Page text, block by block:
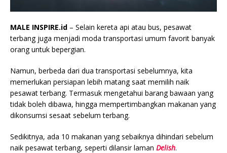
MALE INSPIRE.id – Selain kereta api atau bus, pesawat
terbang juga menjadi moda transportasi umum favorit banyak
orang untuk bepergian.
Namun, berbeda dari dua transportasi sebelumnya, kita
memerlukan persiapan lebih matang saat memilih naik
pesawat terbang. Termasuk mengetahui barang bawaan yang
tidak boleh dibawa, hingga mempertimbangkan makanan yang
dikonsumsi sesaat sebelum terbang.
Sedikitnya, ada 10 makanan yang sebaiknya dihindari sebelum
naik pesawat terbang, seperti dilansir laman Delish.